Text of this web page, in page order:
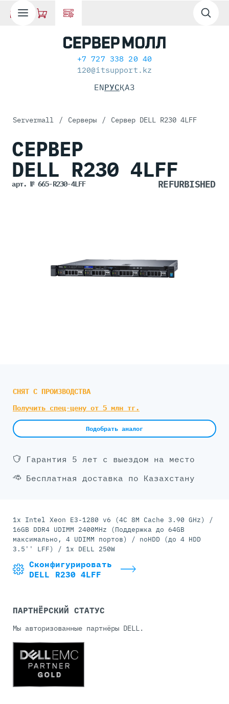
+7 727 338 20 40
120@itsupport.kz
ENРУСҚАЗ
Servermall / Серверы / Сервер DELL R230 4LFF
СЕРВЕР
DELL R230 4LFF
арт. № 665-R230-4LFF
СНЯТ С ПРОИЗВОДСТВА
Получить спец-цену от 5 млн тг.
Подобрать аналог
Гарантия 5 лет с выездом на место
Бесплатная доставка по Казахстану
1x Intel Xeon E3-1280 v6 (4C 8M Cache 3.90 GHz) /
16GB DDR4 UDIMM 2400MHz (Поддержка до 64GB
максимально, 4 UDIMM портов) / noHDD (до 4 HDD
3.5'' LFF) / 1x DELL 250W
Сконфигурировать
DELL R230 4LFF
ПАРТНЁРСКИЙ СТАТУС
Мы авторизованные партнёры DELL.